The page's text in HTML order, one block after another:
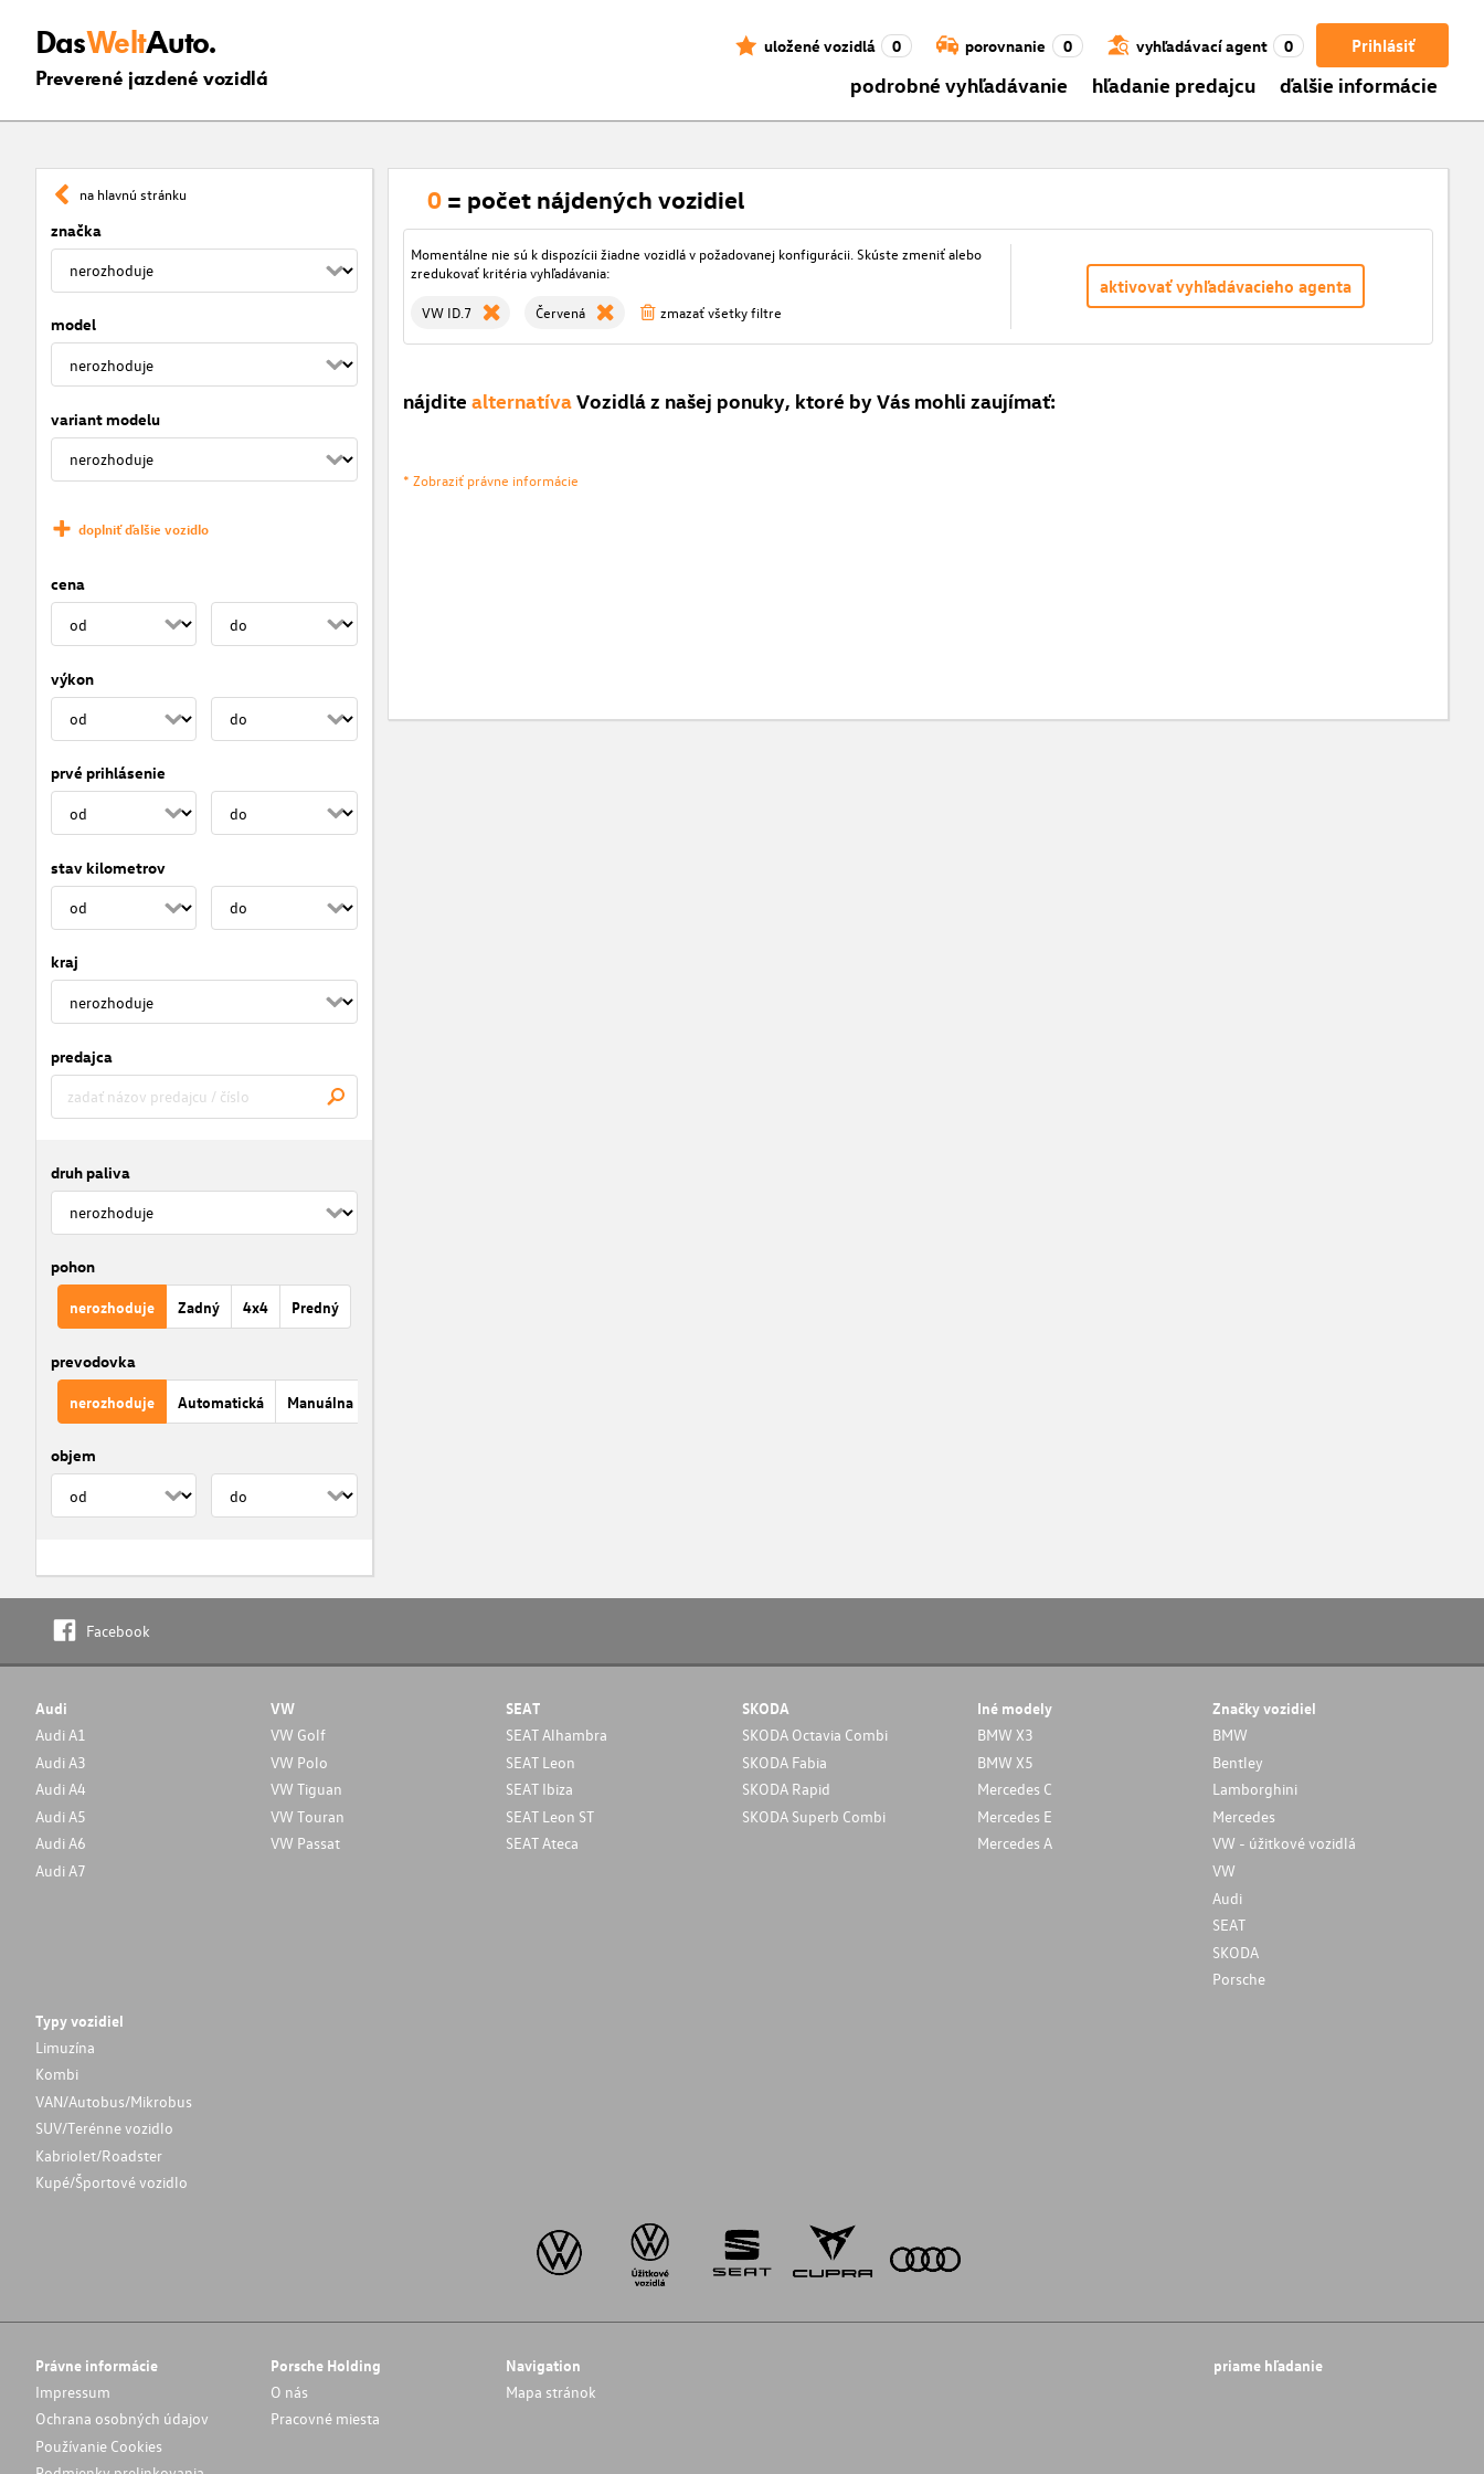
DasWeltAuto.
Preverené jazdené vozidlá
Prihlásiť
uložené vozidlá 0 porovnanie 0 vyhľadávací agent 0
podrobné vyhľadávanie hľadanie predajcu ďalšie informácie
na hlavnú stránku
značka
model
variant modelu
doplniť ďalšie vozidlo
cena
výkon
prvé prihlásenie
stav kilometrov
kraj
predajca
druh paliva
pohon
nerozhoduje Zadný 4x4 Predný
prevodovka
nerozhoduje Automatická Manuálna
objem
0 = počet nájdených vozidiel
Momentálne nie sú k dispozícii žiadne vozidlá v požadovanej konfigurácii. Skúste zmeniť alebo
zredukovať kritéria vyhľadávania:
VW ID.7 Červená zmazať všetky filtre
aktivovať vyhľadávacieho agenta
nájdite alternatíva Vozidlá z našej ponuky, ktoré by Vás mohli zaujímať:
* Zobraziť právne informácie
Facebook
Audi
Audi A1
Audi A3
Audi A4
Audi A5
Audi A6
Audi A7
VW
VW Golf
VW Polo
VW Tiguan
VW Touran
VW Passat
SEAT
SEAT Alhambra
SEAT Leon
SEAT Ibiza
SEAT Leon ST
SEAT Ateca
SKODA
SKODA Octavia Combi
SKODA Fabia
SKODA Rapid
SKODA Superb Combi
Iné modely
BMW X3
BMW X5
Mercedes C
Mercedes E
Mercedes A
Značky vozidiel
BMW
Bentley
Lamborghini
Mercedes
VW - úžitkové vozidlá
VW
Audi
SEAT
SKODA
Porsche
Typy vozidiel
Limuzína
Kombi
VAN/Autobus/Mikrobus
SUV/Terénne vozidlo
Kabriolet/Roadster
Kupé/Športové vozidlo
Právne informácie
Impressum
Ochrana osobných údajov
Používanie Cookies
Porsche Holding
O nás
Pracovné miesta
Navigation
Mapa stránok
priame hľadanie